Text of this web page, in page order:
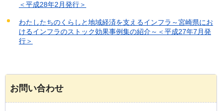
＜平成28年2月発行＞
わたしたちのくらしと地域経済を支えるインフラ～宮崎県にお
けるインフラのストック効果事例集の紹介～＜平成27年7月発
行＞
お問い合わせ